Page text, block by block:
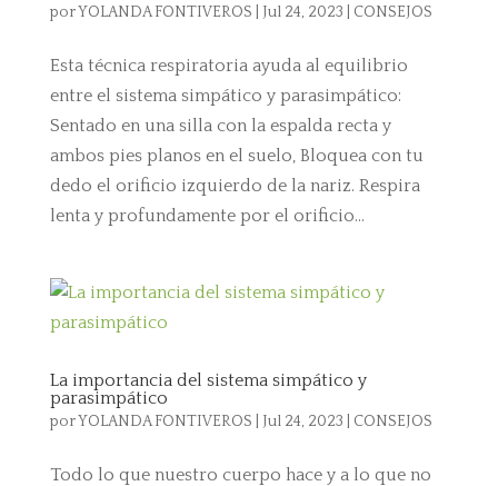
porYOLANDA FONTIVEROS Jul 24, 2023 CONSEJOS
Esta técnica respiratoria ayuda al equilibrio
entre el sistema simpático y parasimpático:
Sentado en una silla con la espalda recta y
ambos pies planos en el suelo, Bloquea con tu
dedo el orificio izquierdo de la nariz. Respira
lenta y profundamente por el orificio...
La importancia del sistema simpático y
parasimpático
porYOLANDA FONTIVEROS Jul 24, 2023 CONSEJOS
Todo lo que nuestro cuerpo hace y a lo que no